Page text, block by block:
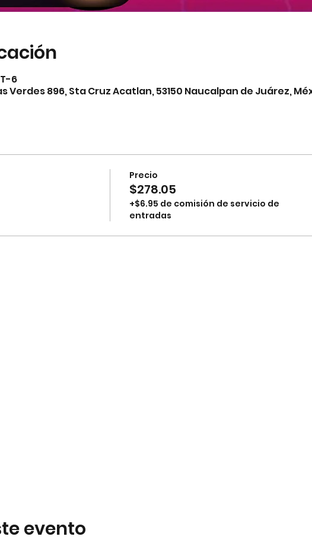
6
Verdes 896, Sta Cruz Acatlan, 53150 Naucalpan de Juárez,
Precio
$278.05
+$6.95 de comisión de servicio de
entradas
evento